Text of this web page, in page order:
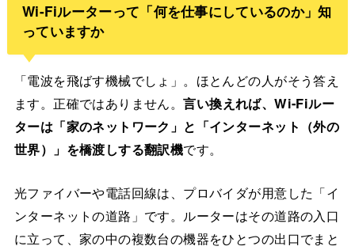
Wi-Fiルーターって「何を仕事にしているのか」知
っていますか
「電波を飛ばす機械でしょ」。ほとんどの人がそう答え
ます。正確ではありません。言い換えれば、Wi-Fiルー
ターは「家のネットワーク」と「インターネット（外の
世界）」を橋渡しする翻訳機です。
光ファイバーや電話回線は、プロバイダが用意した「イ
ンターネットの道路」です。ルーターはその道路の入口
に立って、家の中の複数台の機器をひとつの出口でまと